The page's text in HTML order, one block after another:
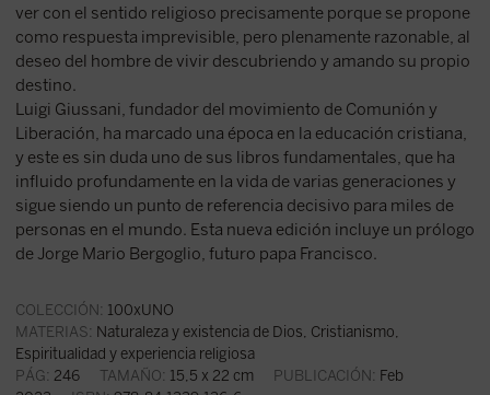
ver con el sentido religioso precisamente porque se propone
como respuesta imprevisible, pero plenamente razonable, al
deseo del hombre de vivir descubriendo y amando su propio
destino.
Luigi Giussani, fundador del movimiento de Comunión y
Liberación, ha marcado una época en la educación cristiana,
y este es sin duda uno de sus libros fundamentales, que ha
influido profundamente en la vida de varias generaciones y
sigue siendo un punto de referencia decisivo para miles de
personas en el mundo. Esta nueva edición incluye un prólogo
de Jorge Mario Bergoglio, futuro papa Francisco.
COLECCIÓN: 100xUNO
MATERIAS: Naturaleza y existencia de Dios Cristianismo
Espiritualidad y experiencia religiosa
PÁG: 246 TAMAÑO: 15,5 x 22 cm PUBLICACIÓN: Feb